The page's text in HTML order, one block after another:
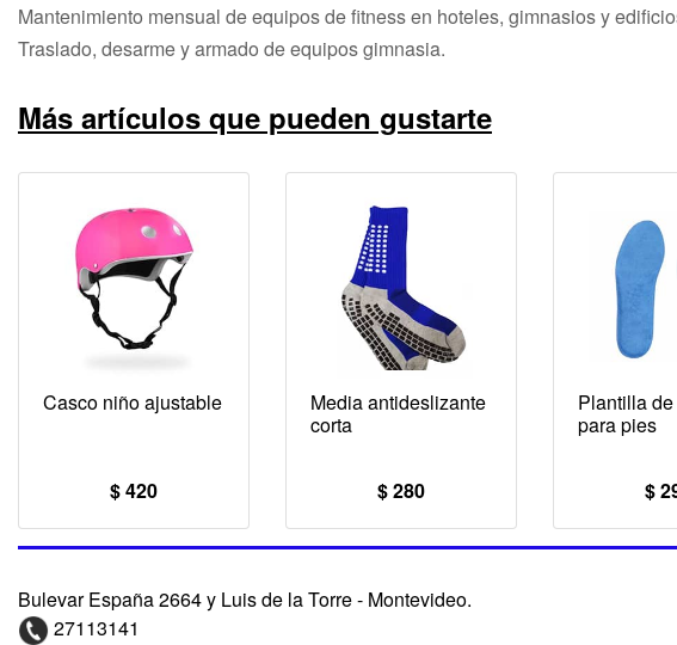
Mantenimiento mensual de equipos de fitness en hoteles, gimnasios y
Traslado, desarme y armado de equipos gimnasia.
Más artículos que pueden gustarte
Casco niño ajustable
$ 420
Media antideslizante
corta
$ 280
Plantilla
para pies
$
Bulevar España 2664 y Luis de la Torre - Montevideo.
27113141